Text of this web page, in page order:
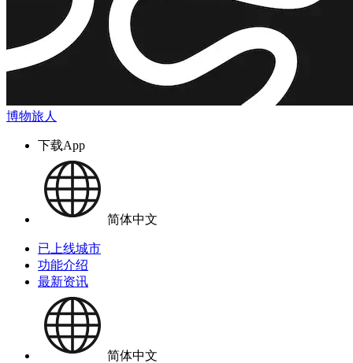
博物旅人
下载App
简体中文
已上线城市
功能介绍
最新资讯
简体中文